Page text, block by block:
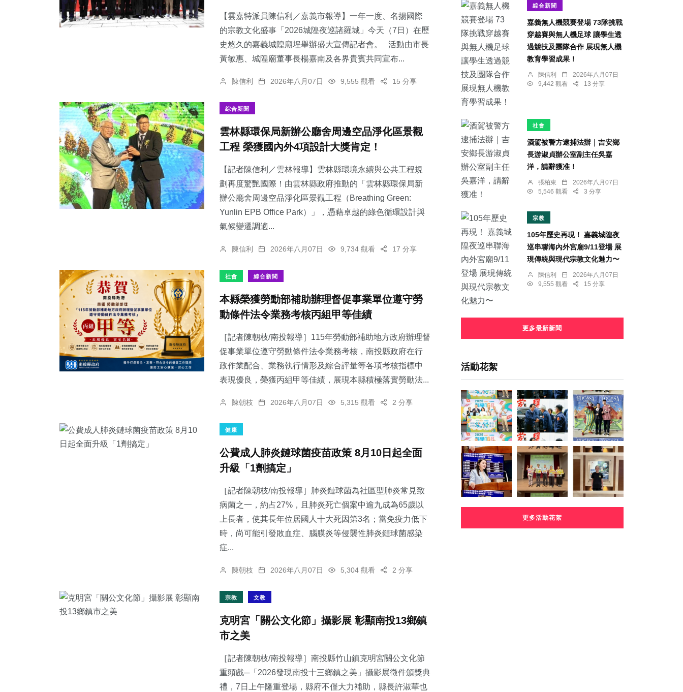
【雲嘉特派員陳信利／嘉義市報導】一年一度、名揚國際
的宗教文化盛事「2026城隍夜巡諸羅城」今天（7日）在歷
史悠久的嘉義城隍廟埕舉辦盛大宣傳記者會。 活動由市長
黃敏惠、城隍廟董事長楊嘉南及各界貴賓共同宣布...
陳信利 2026年八月07日 9,555 觀看 15 分享
綜合新聞
雲林縣環保局新辦公廳舍周邊空品淨化區景觀
工程 榮獲國內外4項設計大獎肯定！
【記者陳信利／雲林報導】雲林縣環境永續與公共工程規
劃再度驚艷國際！由雲林縣政府推動的「雲林縣環保局新
辦公廳舍周邊空品淨化區景觀工程（Breathing Green:
Yunlin EPB Office Park）」，憑藉卓越的綠色循環設計與
氣候變遷調適...
陳信利 2026年八月07日 9,734 觀看 17 分享
社會 綜合新聞
本縣榮獲勞動部補助辦理督促事業單位遵守勞
動條件法令業務考核丙組甲等佳績
［記者陳朝枝/南投報導］115年勞動部補助地方政府辦理督
促事業單位遵守勞動條件法令業務考核，南投縣政府在行
政作業配合、業務執行情形及綜合評量等各項考核指標中
表現優良，榮獲丙組甲等佳績，展現本縣積極落實勞動法...
陳朝枝 2026年八月07日 5,315 觀看 2 分享
健康
公費成人肺炎鏈球菌疫苗政策 8月10日起全面
升級「1劑搞定」
［記者陳朝枝/南投報導］肺炎鏈球菌為社區型肺炎常見致
病菌之一，約占27%，且肺炎死亡個案中逾九成為65歲以
上長者，使其長年位居國人十大死因第3名；當免疫力低下
時，尚可能引發敗血症、腦膜炎等侵襲性肺炎鏈球菌感染
症...
陳朝枝 2026年八月07日 5,304 觀看 2 分享
宗教 文教
克明宮「關公文化節」攝影展 彰顯南投13鄉鎮
市之美
［記者陳朝枝/南投報導］南投縣竹山鎮克明宮關公文化節
重頭戲─「2026發現南投十三鄉鎮之美」攝影展徵件頒獎典
禮，7日上午隆重登場，縣府不僅大力補助，縣長許淑華也
綜合新聞
嘉義無人機競賽登場 73隊挑戰
穿越賽與無人機足球 讓學生透
過競技及團隊合作 展現無人機
教育學習成果！
陳信利
2026年八月07日
9,442 觀看
13 分享
社會
酒駕被警方逮捕法辦｜吉安鄉
長游淑貞辦公室副主任吳嘉
洋，請辭獲准！
張柏東
2026年八月07日
5,546 觀看
3 分享
宗教
105年歷史再現！ 嘉義城隍夜
巡串聯海內外宮廟9/11登場 展
現傳統與現代宗教文化魅力〜
陳信利
2026年八月07日
9,555 觀看
15 分享
更多最新新聞
活動花絮
更多活動花絮